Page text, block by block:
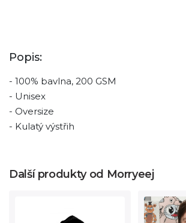
Popis:
- 100% bavlna, 200 GSM
- Unisex
- Oversize
- Kulatý výstřih
Další produkty od Morryeej